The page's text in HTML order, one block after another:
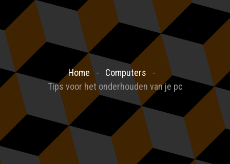
Home
Computers
Tips voor het onderhouden van je pc